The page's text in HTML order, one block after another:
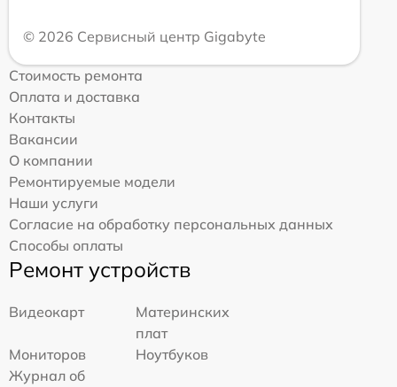
© 2026 Сервисный центр Gigabyte
Стоимость ремонта
Оплата и доставка
Контакты
Вакансии
О компании
Ремонтируемые модели
Наши услуги
Согласие на обработку персональных данных
Способы оплаты
Ремонт устройств
Видеокарт
Материнских
плат
Мониторов
Ноутбуков
Журнал об